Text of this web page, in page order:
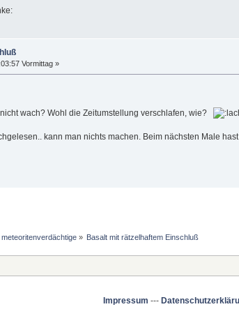
Vormittag »
wach? Wohl die Zeitumstellung verschlafen, wie?
kann man nichts machen. Beim nächsten Male
» Basalt mit rätzelhaftem Einschluß
Impressum ---